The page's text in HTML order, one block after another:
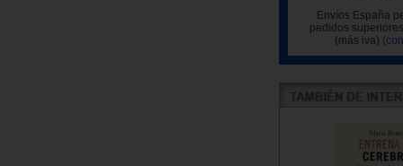
Envíos España
pedidos
(más iva)